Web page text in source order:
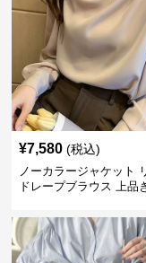
¥7,580 (税込)
ノーカラージャケット
ドレープブラウス 上品